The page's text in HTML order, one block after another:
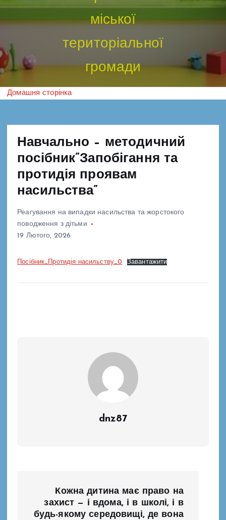
міської
територіальної
громади
Домашня сторінка
Навчально – методичний
посібник”Запобігання та
протидія проявам
насильства”
Реагування на випадки насильства та жорстокого
поводження з дітьми
19 Лютого, 2026
Посібник_Протидія насильству_0 Завантажити
dnz87
Кожна дитина має право на
захист — і вдома, і в школі, і в
будь-якому середовищі, де вона